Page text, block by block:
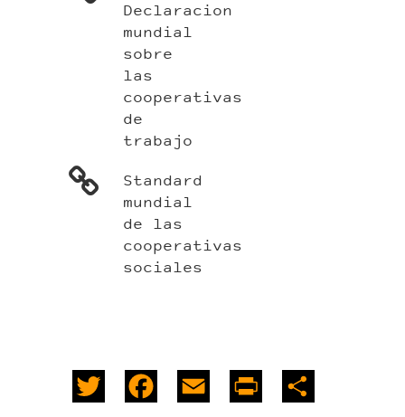
Declaracion
mundial
sobre
las
cooperativas
de
trabajo
Standard
mundial
de las
cooperativas
sociales
Twitter FacebookEmail PrintFriendly